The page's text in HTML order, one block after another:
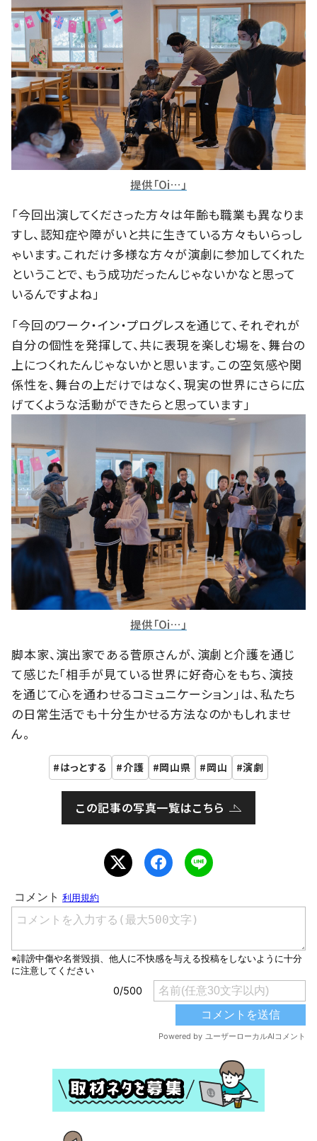
提供「Oi…」
「今回出演してくださった方々は年齢も職業も異なりま
すし、認知症や障がいと共に生きている方々もいらっし
ゃいます。これだけ多様な方々が演劇に参加してくれた
ということで、もう成功だったんじゃないかなと思って
いるんですよね」
「今回のワーク・イン・プログレスを通じて、それぞれが
自分の個性を発揮して、共に表現を楽しむ場を、舞台の
上につくれたんじゃないかと思います。この空気感や関
係性を、舞台の上だけではなく、現実の世界にさらに広
げてくような活動ができたらと思っています」
提供「Oi…」
脚本家、演出家である菅原さんが、演劇と介護を通じ
て感じた「相手が見ている世界に好奇心をもち、演技
を通じて心を通わせるコミュニケーション」は、私たち
の日常生活でも十分生かせる方法なのかもしれませ
ん。
はっとする 介護 岡山県 岡山 演劇
この記事の写真一覧はこちら